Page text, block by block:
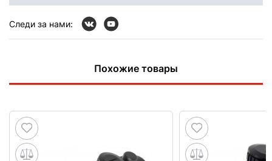
Следи за нами:
Похожие товары